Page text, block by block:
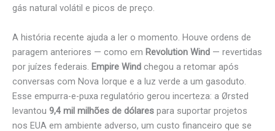
gás natural volátil e picos de preço.
A história recente ajuda a ler o momento. Houve ordens de
paragem anteriores — como em Revolution Wind — revertidas
por juízes federais. Empire Wind chegou a retomar após
conversas com Nova Iorque e a luz verde a um gasoduto.
Esse empurra-e-puxa regulatório gerou incerteza: a Ørsted
levantou 9,4 mil milhões de dólares para suportar projetos
nos EUA em ambiente adverso, um custo financeiro que se